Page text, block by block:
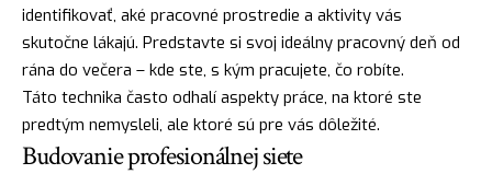
identifikovať, aké pracovné prostredie a aktivity vás
skutočne lákajú. Predstavte si svoj ideálny pracovný deň od
rána do večera – kde ste, s kým pracujete, čo robíte.
Táto technika často odhalí aspekty práce, na ktoré ste
predtým nemysleli, ale ktoré sú pre vás dôležité.
Budovanie profesionálnej siete